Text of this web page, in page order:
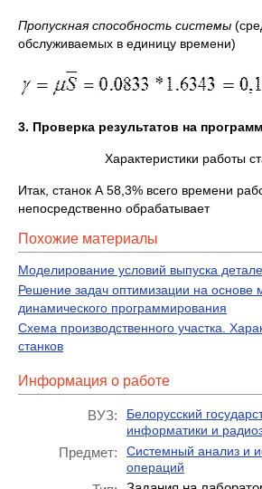
Пропускная способность системы
обслуживаемых в единицу времени)
3. Проверка результатов на
Характеристики работы
Итак, станок А 58,3% всего времени
непосредственно обрабатывает
Похожие материалы
Моделирование условий выпуска
Решение задач оптимизации на основе
динамического программирования
Схема производственного участка.
станков
Информация о работе
ВУЗ:
Белорусский
информатики и
Предмет:
Системный анализ и
операций